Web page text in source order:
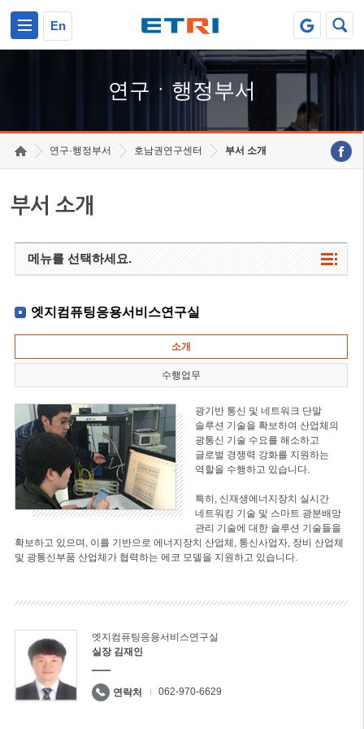
En
연구ㆍ행정부서
연구·행정부서 호남권연구센터 부서 소개
부서 소개
메뉴를 선택하세요.
엣지컴퓨팅응용서비스연구실
소개
수행업무
광기반 통신 및 네트워크 단말
솔루션 기술을 확보하여 산업체의
광통신 기술 수요를 해소하고
글로벌 경쟁력 강화를 지원하는
역할을 수행하고 있습니다.
특히, 신재생에너지장치 실시간
네트워킹 기술 및 스마트 광분배망
관리 기술에 대한 솔루션 기술들을
확보하고 있으며, 이를 기반으로 에너지장치 산업체, 통신사업자, 장비 산업체
및 광통신부품 산업체가 협력하는 에코 모델을 지원하고 있습니다.
엣지컴퓨팅응용서비스연구실
실장 김재인
연락처 062-970-6629